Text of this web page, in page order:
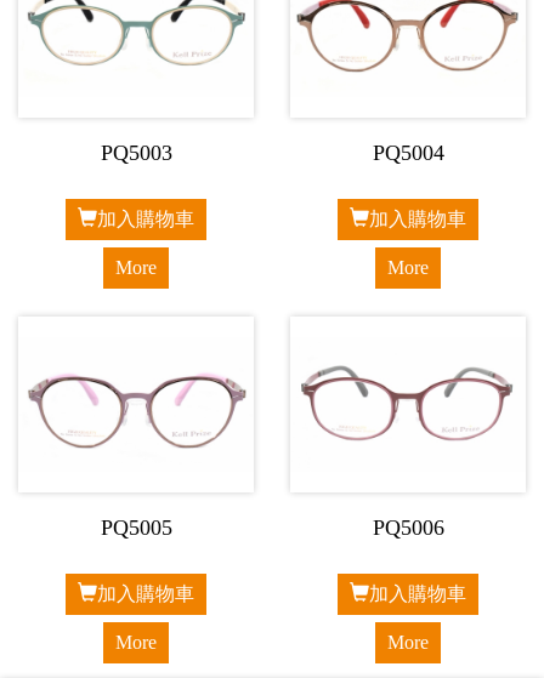
PQ5003
加入購物車
More
PQ5004
加入購物車
More
PQ5005
加入購物車
More
PQ5006
加入購物車
More